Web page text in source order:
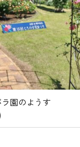
園のようす